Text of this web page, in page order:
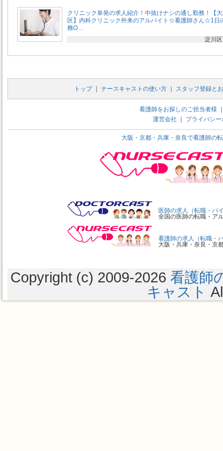
クリニック単発の求人紹介！中抜けナシの通し勤務！【
区】内科クリニック外来のアルバイト☆看護師さん☆1日
務O…
淀川
トップ｜ ナースキャストの使い方｜ スタッフ登録と
看護師をお探しのご担当者様
運営会社
プライバシ
大阪・京都・兵庫・奈良で看護師の
医師の求人（転職・バ
全国の医師の転職・ア
看護師の求人（転職・
大阪・兵庫・奈良・京
Copyright (c) 2009-2026 看護師
キャスト